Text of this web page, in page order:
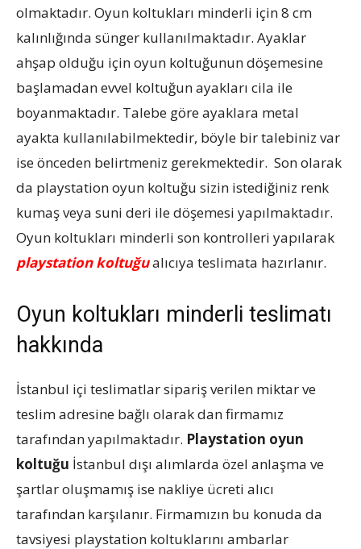
olmaktadır. Oyun koltukları minderli için 8 cm
kalınlığında sünger kullanılmaktadır. Ayaklar
ahşap olduğu için oyun koltuğunun döşemesine
başlamadan evvel koltuğun ayakları cila ile
boyanmaktadır. Talebe göre ayaklara metal
ayakta kullanılabilmektedir, böyle bir talebiniz var
ise önceden belirtmeniz gerekmektedir. Son olarak
da playstation oyun koltuğu sizin istediğiniz renk
kumaş veya suni deri ile döşemesi yapılmaktadır.
Oyun koltukları minderli son kontrolleri yapılarak
playstation koltuğualıcıya teslimata hazırlanır.
Oyun koltukları minderli teslimatı
hakkında
İstanbul içi teslimatlar sipariş verilen miktar ve
teslim adresine bağlı olarak dan firmamız
tarafından yapılmaktadır. Playstation oyun
koltuğu İstanbul dışı alımlarda özel anlaşma ve
şartlar oluşmamış ise nakliye ücreti alıcı
tarafından karşılanır. Firmamızın bu konuda da
tavsiyesi playstation koltuklarını ambarlar